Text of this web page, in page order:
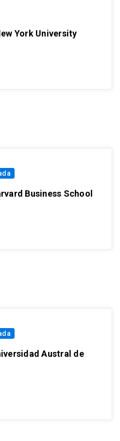
York University
Business School
Austral de